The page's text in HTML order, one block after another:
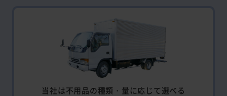
当社は不用品の種類・量に応じて選べる